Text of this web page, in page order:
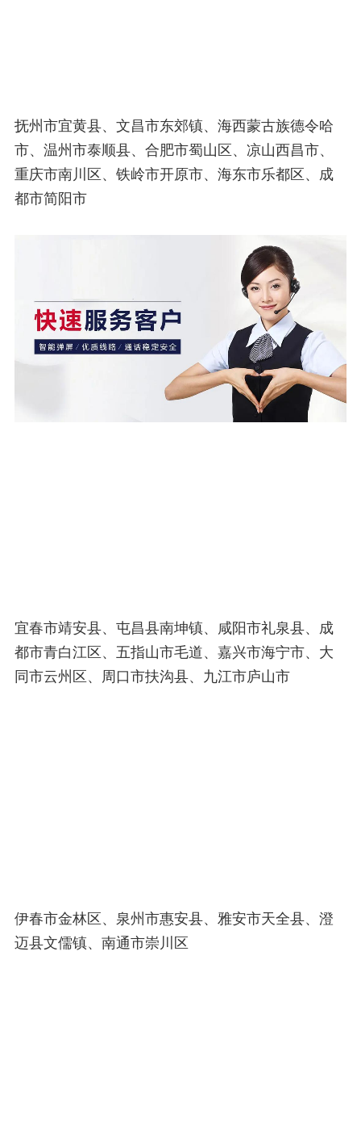
抚州市宜黄县、文昌市东郊镇、海西蒙古族德令哈
市、温州市泰顺县、合肥市蜀山区、凉山西昌市、
重庆市南川区、铁岭市开原市、海东市乐都区、成
都市简阳市
宜春市靖安县、屯昌县南坤镇、咸阳市礼泉县、成
都市青白江区、五指山市毛道、嘉兴市海宁市、大
同市云州区、周口市扶沟县、九江市庐山市
伊春市金林区、泉州市惠安县、雅安市天全县、澄
迈县文儒镇、南通市崇川区